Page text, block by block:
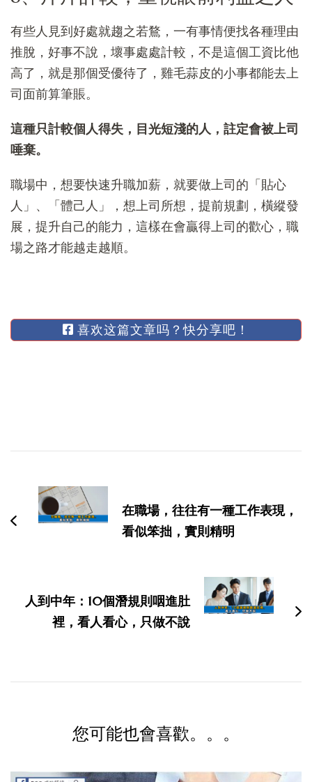
有些人見到好處就趨之若鶩，一有事情便找各種理由
推脫，好事不說，壞事處處計較，不是這個工資比他
高了，就是那個受優待了，雞毛蒜皮的小事都能去上
司面前算筆賬。
這種只計較個人得失，目光短淺的人，註定會被上司
唾棄。
職場中，想要快速升職加薪，就要做上司的「貼心
人」、「體己人」，想上司所想，提前規劃，橫縱發
展，提升自己的能力，這樣在會贏得上司的歡心，職
場之路才能越走越順。
喜欢这篇文章吗？快分享吧！
航
在職場，往往有一種工作表現，
看似笨拙，實則精明
人到中年：10個潛規則咽進肚
裡，看人看心，只做不說
您可能也會喜歡。。。